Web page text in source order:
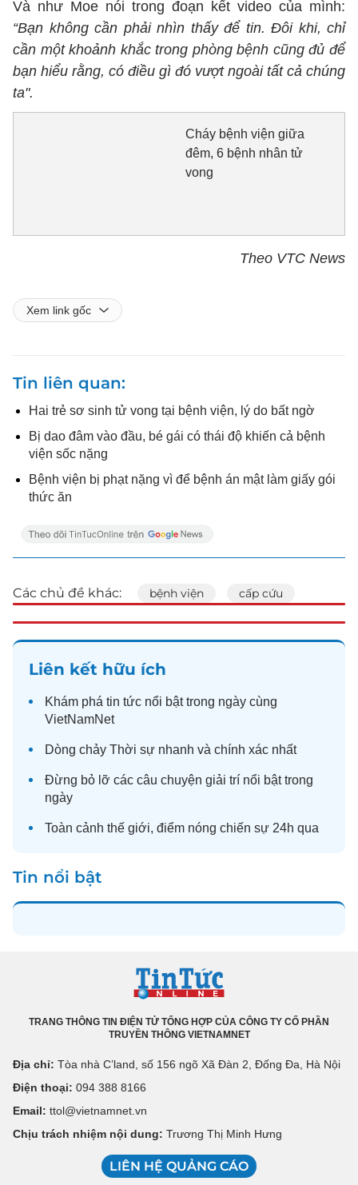
Và như Moe nói trong đoạn kết video của mình:
“Bạn không cần phải nhìn thấy để tin. Đôi khi, chỉ
cần một khoảnh khắc trong phòng bệnh cũng đủ để
bạn hiểu rằng, có điều gì đó vượt ngoài tất cả chúng
ta".
Cháy bệnh viện giữa
đêm, 6 bệnh nhân tử
vong
Theo VTC News
Xem link gốc
Tin liên quan
Hai trẻ sơ sinh tử vong tại bệnh viện, lý do bất ngờ
Bị dao đâm vào đầu, bé gái có thái độ khiến cả bệnh
viện sốc nặng
Bệnh viện bị phạt nặng vì để bệnh án mật làm giấy gói
thức ăn
Các chủ đề khác: bệnh viện cấp cứu
Liên kết hữu ích
Khám phá tin tức nổi bật trong ngày cùng
VietNamNet
Dòng chảy Thời sự nhanh và chính xác nhất
Đừng bỏ lỡ các câu chuyện giải trí nổi bật trong
ngày
Toàn cảnh thế giới, điểm nóng chiến sự 24h qua
Tin nổi bật
TRANG THÔNG TIN ĐIỆN TỬ TỔNG HỢP CỦA CÔNG TY CỔ PHẦN
TRUYỀN THÔNG VIETNAMNET
Địa chỉ: Tòa nhà C’land, số 156 ngõ Xã Đàn 2, Đống Đa, Hà Nội
Điện thoại: 094 388 8166
Email: ttol@vietnamnet.vn
Chịu trách nhiệm nội dung: Trương Thị Minh Hưng
LIÊN HỆ QUẢNG CÁO